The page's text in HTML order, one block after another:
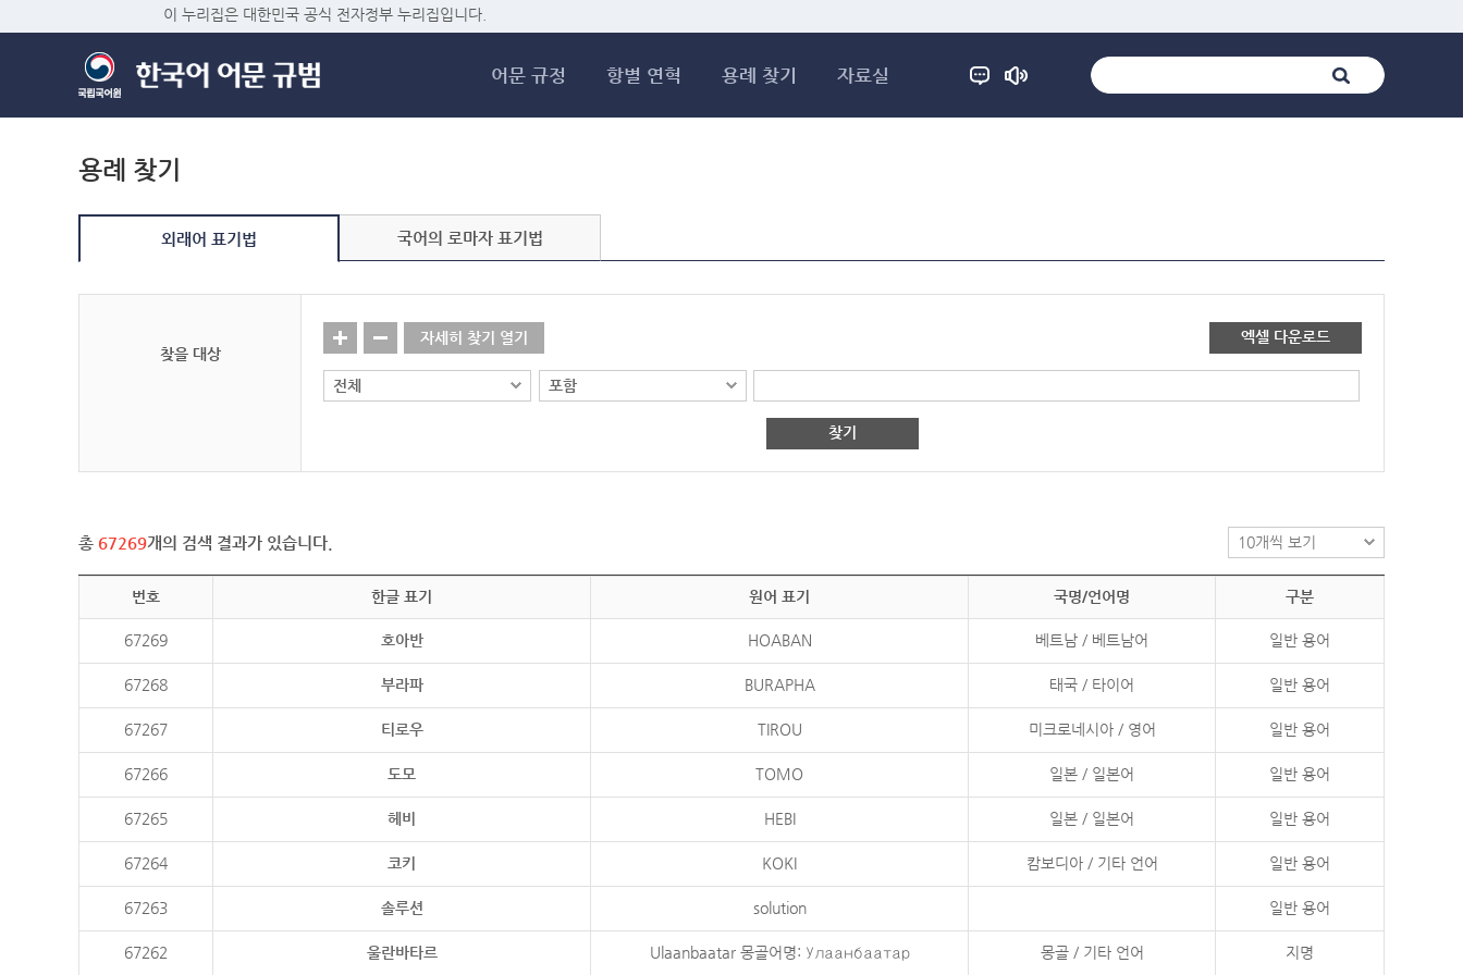
이 누리집은 대한민국 공식 전자정부 누리집입니다.
어문 규정 항별 연혁 용례 찾기 자료실
용례 찾기
외래어 표기법 국어의 로마자 표기법
찾을 대상
자세히 찾기 열기 엑셀 다운로드
찾기
총 67269개의 검색 결과가 있습니다.
번호 한글 표기 원어 표기 국명/언어명 구분
67269 호아반 HOABAN 베트남 / 베트남어 일반 용어
67268 부라파 BURAPHA 태국 / 타이어 일반 용어
67267 티로우 TIROU 미크로네시아 / 영어 일반 용어
67266 도모 TOMO 일본 / 일본어 일반 용어
67265 헤비 HEBI 일본 / 일본어 일반 용어
67264 코키 KOKI 캄보디아 / 기타 언어 일반 용어
67263 솔루션 solution 일반 용어
67262 울란바타르 Ulaanbaatar 몽골어명: Улаанбаатар 몽골 / 기타 언어 지명